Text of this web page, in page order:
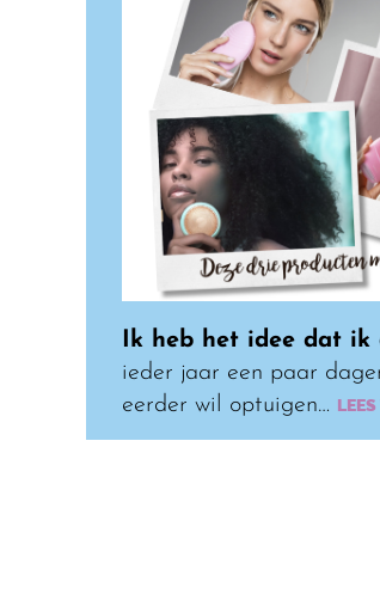
Ik heb het idee dat ik
ieder jaar een paar
eerder wil optuigen…